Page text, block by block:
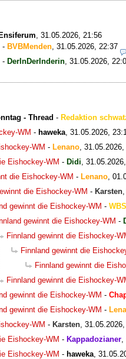
Ensiferum 31.05.2026, 21:56
- BVBMenden 31.05.2026, 22:37
- DerInDerInderin 31.05.2026,
- Thread - Redaktion
WM - haweka 31.05.2026,
WM - Lenano
Eishockey-WM - Didi
die Eishockey-WM - Lenano
die Eishockey-WM - Karsten
gewinnt die Eishockey-WM -
gewinnt die Eishockey-WM -
Finnland gewinnt die Eishockey-
Finnland gewinnt die
Finnland gewinnt die
Finnland gewinnt die Eishockey-
gewinnt die Eishockey-WM -
gewinnt die Eishockey-WM -
WM - Karsten
Eishockey-WM - Kappadozianer
Eishockey-WM - haweka